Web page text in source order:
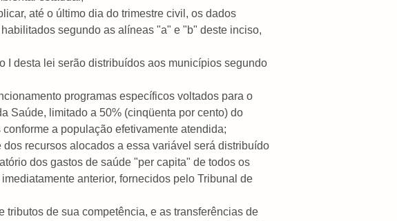
até o último dia do trimestre civil, os dados
segundo as alíneas "a" e "b" deste inciso,
I desta lei serão distribuídos aos municípios segundo
programas específicos voltados para o
Saúde, limitado a 50% (cinqüenta por cento) do
a população efetivamente atendida;
recursos alocados a essa variável será distribuído
dos gastos de saúde "per capita" de todos os
anterior, fornecidos pelo Tribunal de
de sua competência, e as transferências de